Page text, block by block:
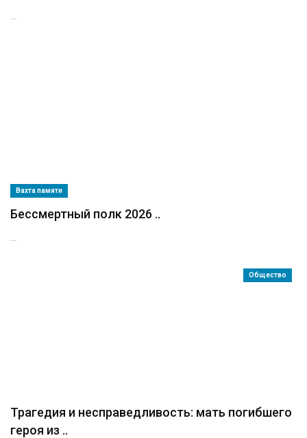
...
Вахта памяти
Бессмертный полк 2026 ..
...
Общество
Трагедия и несправедливость: мать погибшего
героя из ..